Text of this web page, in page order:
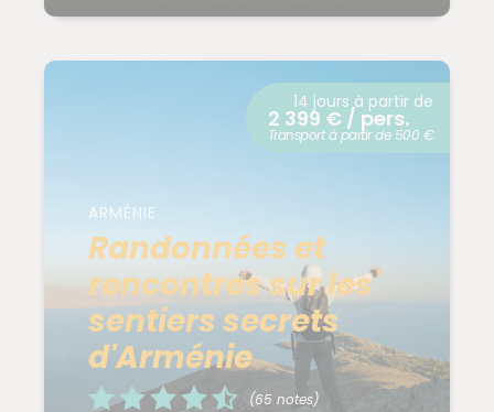
ARMÉNIE
Randonnées et
rencontres sur les
sentiers secrets
d'Arménie
(65 notes)
14 jours à partir de
2 399 € / pers.
Transport à partir de 500 €